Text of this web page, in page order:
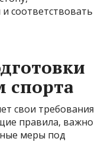
соответствовать
спорта
свои требования
правила, важно
меры под